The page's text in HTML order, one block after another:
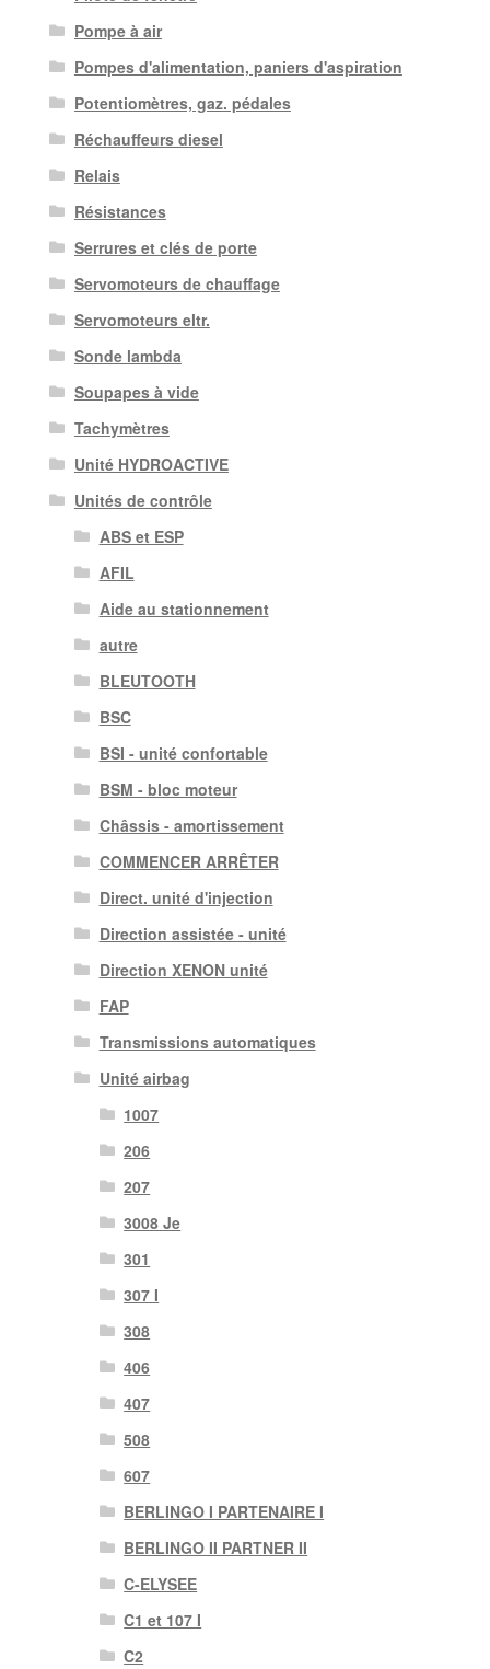
Pompe à air
Pompes d'alimentation, paniers d'aspiration
Potentiomètres, gaz. pédales
Réchauffeurs diesel
Relais
Résistances
Serrures et clés de porte
Servomoteurs de chauffage
Servomoteurs eltr.
Sonde lambda
Soupapes à vide
Tachymètres
Unité HYDROACTIVE
Unités de contrôle
ABS et ESP
AFIL
Aide au stationnement
autre
BLEUTOOTH
BSC
BSI - unité confortable
BSM - bloc moteur
Châssis - amortissement
COMMENCER ARRÊTER
Direct. unité d'injection
Direction assistée - unité
Direction XENON unité
FAP
Transmissions automatiques
Unité airbag
1007
206
207
3008 Je
301
307 I
308
406
407
508
607
BERLINGO I PARTENAIRE I
BERLINGO II PARTNER II
C-ELYSEE
C1 et 107 I
C2